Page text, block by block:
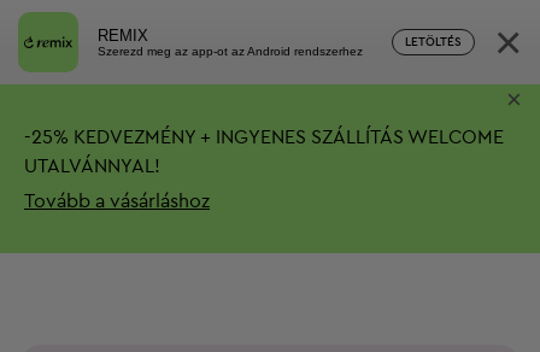
REMIX
Szerezd meg az app-ot az Android rendszerhez
LETÖLTÉS ×
-25% KEDVEZMÉNY + INGYENES SZÁLLÍTÁS WELCOME
UTALVÁNNYAL!
Tovább a vásárláshoz
×